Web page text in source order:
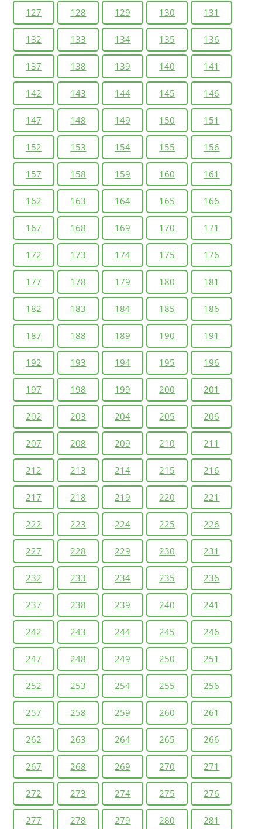
127 128 129 130 131
132 133 134 135 136
137 138 139 140 141
142 143 144 145 146
147 148 149 150 151
152 153 154 155 156
157 158 159 160 161
162 163 164 165 166
167 168 169 170 171
172 173 174 175 176
177 178 179 180 181
182 183 184 185 186
187 188 189 190 191
192 193 194 195 196
197 198 199 200 201
202 203 204 205 206
207 208 209 210 211
212 213 214 215 216
217 218 219 220 221
222 223 224 225 226
227 228 229 230 231
232 233 234 235 236
237 238 239 240 241
242 243 244 245 246
247 248 249 250 251
252 253 254 255 256
257 258 259 260 261
262 263 264 265 266
267 268 269 270 271
272 273 274 275 276
277 278 279 280 281